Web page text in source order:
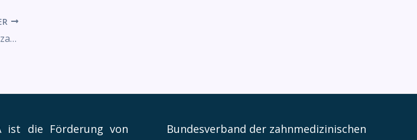
COVID-19: Bundesverband der zahnmedizinischen Alumni fordert Anerkennung der Assistenzzeit trotz Kurzarbeit
ist die Förderung von
Bundesverband der zahnmedizinischen